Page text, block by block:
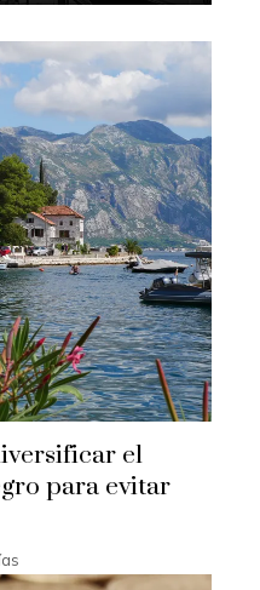
el
para evitar